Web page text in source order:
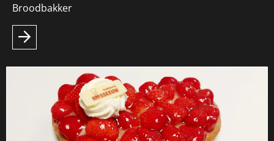
Broodbakker